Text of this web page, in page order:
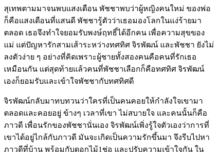
สุเทพตามมาจนพบแสงเดือน พัชชาพบว่าผู้หญิงคนใหม่ ของพ่อ
ก็คือแสงเดือนที่แสนดี พัชชารู้ตัวว่าเธอมองโลกในแง่ร้ายมา
ตลอด เธอจึงทำใจยอมรับพงษ์ฤทธิ์ได้อีกคน เพื่อความสุขของ
แม่ แต่ปัญหารักสามเส้าระหว่างทศทิศ จิรพัฒน์ และพัชชา ยังไม่
ลงตัวง่าย ๆ อย่างที่คิดเพราะผู้ชายทั้งสองคนคือคนที่รักเธอ
เหมือนกัน แต่สุดท้ายแล้วคนที่พัชชาเลือกก็คือทศทิศ จิรพัฒน์
เองก็ยอมรับและเข้าใจพัชชากับทศทิศดี
จิรพัฒน์กลับมาทบทวนว่าใครที่เป็นคนคอยให้กำลังใจเขามา
ตลอดและคอยอยู่ ข้างๆ เวลาที่เขา ไม่สบายใจ และคนนั้นก็คือ
ภาวดี เพื่อนรักของพัชชานั่นเอง จิรพัฒน์เพิ่งรู้ใจตัวเองว่าการที่
เขาได้อยู่ไกล้กับภาวดี มันจะเกิดเป็นความรักขึ้นมา จึงรีบไปหา
ภาวดีที่บ้าน พร้อมกับดอกไม้1ช่อ และปรับความเข้าใจกัน ใน